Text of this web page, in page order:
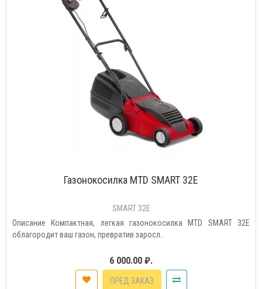
Газонокосилка MTD SMART 32Е
SMART 32Е
Описание Компактная, легкая газонокосилка MTD SMART 32Е
облагородит ваш газон, превратив заросл..
6 000.00 ₽.
ПРЕД ЗАКАЗ